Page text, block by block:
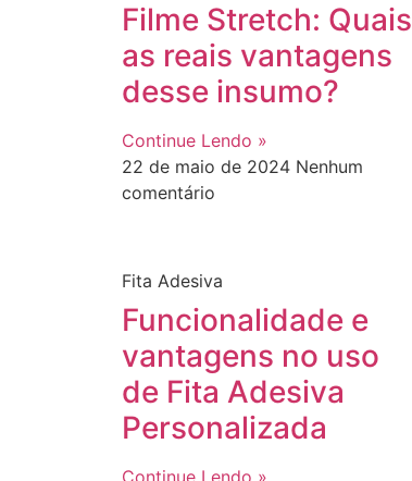
Filme Stretch: Quais
as reais vantagens
desse insumo?
Continue Lendo »
22 de maio de 2024 Nenhum
comentário
Fita Adesiva
Funcionalidade e
vantagens no uso
de Fita Adesiva
Personalizada
Continue Lendo »